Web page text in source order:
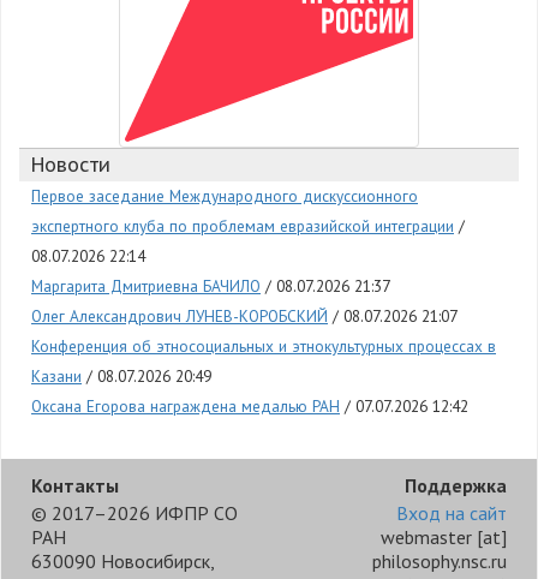
Новости
Первое заседание Международного дискуссионного
экспертного клуба по проблемам евразийской интеграции
08.07.2026 22:14
Маргарита Дмитриевна БАЧИЛО
08.07.2026 21:37
Олег Александрович ЛУНЕВ-КОРОБСКИЙ
08.07.2026 21:07
Конференция об этносоциальных и этнокультурных процессах в
Казани
08.07.2026 20:49
Оксана Егорова награждена медалью РАН
07.07.2026 12:42
Контакты
© 2017–2026 ИФПР СО
РАН
630090 Новосибирск,
Поддержка
Вход на сайт
webmaster [at]
philosophy.nsc.ru